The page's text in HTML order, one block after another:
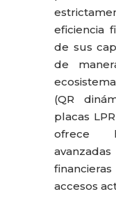
eficiencia
de sus
de
(QR
placas
ofrece
accesos